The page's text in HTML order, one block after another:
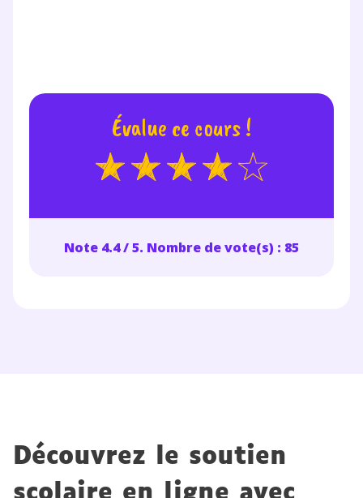
Évalue ce cours !
Note 4.4 / 5. Nombre de vote(s) : 85
Découvrez le soutien